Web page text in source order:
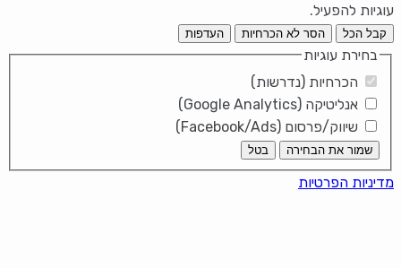
עוגיות להפעיל.
קבל הכל הסר לא הכרחיות העדפות
בחירת עוגיות
הכרחיות (נדרשות)
אנליטיקה (Google Analytics)
שיווק/פרסום (Facebook/Ads)
שמור את הבחירה בטל
מדיניות הפרטיות